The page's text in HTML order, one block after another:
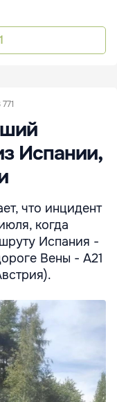
771
Испании,
что инцидент
когда
Испания -
Вены - A21